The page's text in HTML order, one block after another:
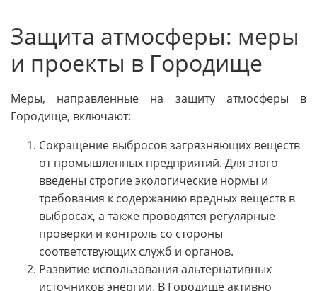
Защита атмосферы: меры
и проекты в Городище
Меры, направленные на защиту атмосферы в
Городище, включают:
Сокращение выбросов загрязняющих веществ
от промышленных предприятий. Для этого
введены строгие экологические нормы и
требования к содержанию вредных веществ в
выбросах, а также проводятся регулярные
проверки и контроль со стороны
соответствующих служб и органов.
Развитие использования альтернативных
источников энергии. В Городище активно